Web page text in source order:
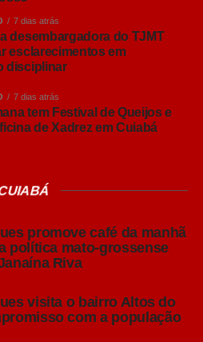
o Brasil já possui um
produção de suínos,
mas alertou que esse
constante.
contínuas é ainda mais
de peso e melhores
o produtor”, afirmou.
e altos custos para
destacou que é possível
capazes de reduzir
7 dias atrás
desembargadora do TJMT
esclarecimentos em
disciplinar
7 dias atrás
tem Festival de Queijos e
de Xadrez em Cuiabá
promove café da manhã
política mato-grossense
Riva
visita o bairro Altos do
com a população